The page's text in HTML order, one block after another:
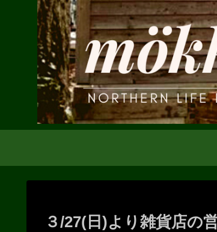
３/27(日)より雑貨店の